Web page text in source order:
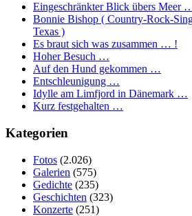
Eingeschränkter Blick übers Meer
Bonnie Bishop ( Country-Rock-
Texas )
Es braut sich was zusammen … !
Hoher Besuch …
Auf den Hund gekommen …
Entschleunigung …
Idylle am Limfjord in Dänemark …
Kurz festgehalten …
Kategorien
Fotos (2.026)
Galerien (575)
Gedichte (235)
Geschichten (323)
Konzerte (251)